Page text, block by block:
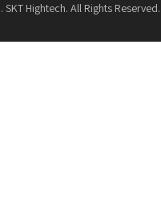
Hightech. All Rights